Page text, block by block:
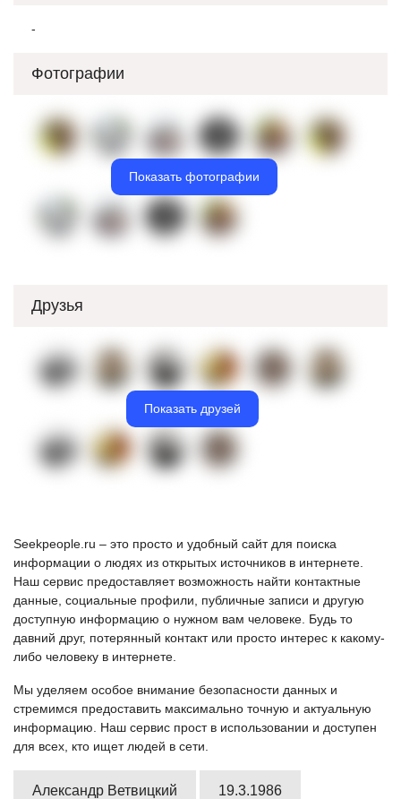
-
Фотографии
Показать фотографии
Друзья
Показать друзей
Seekpeople.ru – это просто и удобный сайт для поиска
информации о людях из открытых источников в интернете.
Наш сервис предоставляет возможность найти контактные
данные, социальные профили, публичные записи и другую
доступную информацию о нужном вам человеке. Будь то
давний друг, потерянный контакт или просто интерес к какому-
либо человеку в интернете.
Мы уделяем особое внимание безопасности данных и
стремимся предоставить максимально точную и актуальную
информацию. Наш сервис прост в использовании и доступен
для всех, кто ищет людей в сети.
Александр Ветвицкий 19.3.1986